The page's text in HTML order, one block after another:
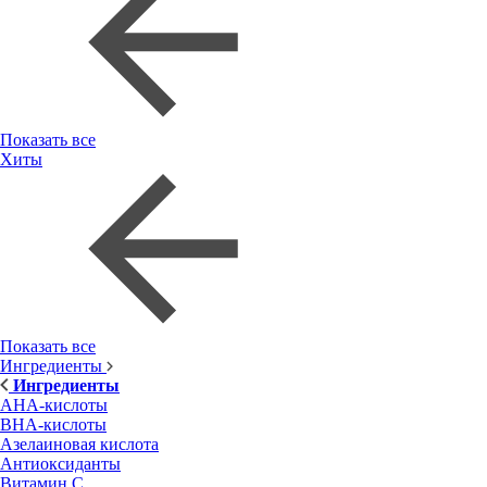
Показать все
Хиты
Показать все
Ингредиенты
Ингредиенты
AHA-кислоты
BHA-кислоты
Азелаиновая кислота
Антиоксиданты
Витамин С